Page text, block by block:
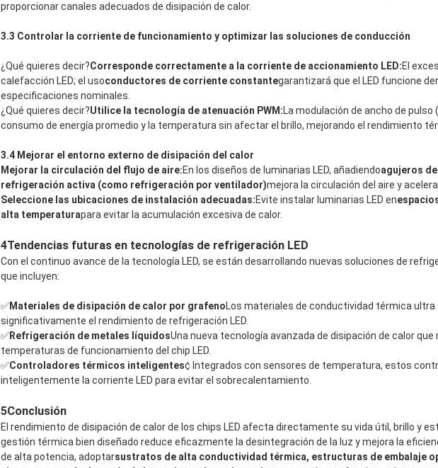
proporcionar canales adecuados de disipación de calor.
3.3 Controlar la corriente de funcionamiento y optimizar las soluciones de conducción
¿Qué quieres decir?Corresponde correctamente a la corriente de accionamiento LED:El
calefacción LED; el usoconductores de corriente constantegarantizará que el LED funcione
especificaciones nominales.
¿Qué quieres decir?Utilice la tecnología de atenuación PWM:La modulación de ancho de pulso
consumo de energía promedio y la temperatura sin afectar el brillo, mejorando el rendimiento
3.4 Mejorar el entorno externo de disipación del calor
Mejorar la circulación del flujo de aire:En los diseños de luminarias LED, añadiendoagujeros
refrigeración activa (como refrigeración por ventilador)mejora la circulación del aire y
Seleccione las ubicaciones de instalación adecuadas:Evite instalar luminarias LED en
alta temperaturapara evitar la acumulación excesiva de calor.
4Tendencias futuras en tecnologías de refrigeración LED
Con el continuo avance de la tecnología LED, se están desarrollando nuevas soluciones de
que incluyen:
✅Materiales de disipación de calor por grafenoLos materiales de conductividad térmica ultra
significativamente el rendimiento de refrigeración LED.
✅Refrigeración de metales líquidosUna nueva tecnología avanzada de disipación de calor
temperaturas de funcionamiento del chip LED.
✅Controladores térmicos inteligentes¢ Integrados con sensores de temperatura, estos
inteligentemente la corriente LED para evitar el sobrecalentamiento.
5Conclusión
El rendimiento de disipación de calor de los chips LED afecta directamente su vida útil, brillo y
gestión térmica bien diseñado reduce eficazmente la desintegración de la luz y mejora la
de alta potencia, adoptarsustratos de alta conductividad térmica, estructuras de embalaje